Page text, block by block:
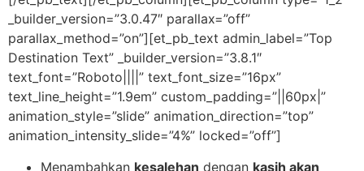
_builder_version=”3.0.47″ parallax=”off”
parallax_method=”on”][et_pb_text admin_label=”Top
Destination Text” _builder_version=”3.8.1″
text_font=”Roboto||||” text_font_size=”16px”
text_line_height=”1.9em” custom_padding=”||60px|”
animation_style=”slide” animation_direction=”top”
animation_intensity_slide=”4%” locked=”off”]
Menambahkan kesalehan dengan kasih akan